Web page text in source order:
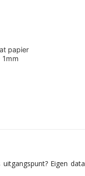
papier
1mm
Eigen